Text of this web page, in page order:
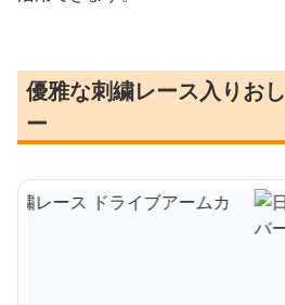
優雅な刺繍レース入りお
ー